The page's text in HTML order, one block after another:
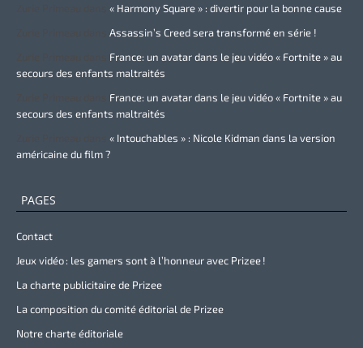
« Harmony Square » : divertir pour la bonne cause
Assassin’s Creed sera transformé en série !
France: un avatar dans le jeu vidéo « Fortnite » au
secours des enfants maltraités
France: un avatar dans le jeu vidéo « Fortnite » au
secours des enfants maltraités
« Intouchables » : Nicole Kidman dans la version
américaine du film ?
PAGES
Contact
Jeux vidéo : les gamers sont à l’honneur avec Prizee !
La charte publicitaire de Prizee
La composition du comité éditorial de Prizee
Notre charte éditoriale